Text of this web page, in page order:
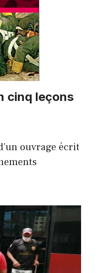
cinq leçons
ouvrage écrit